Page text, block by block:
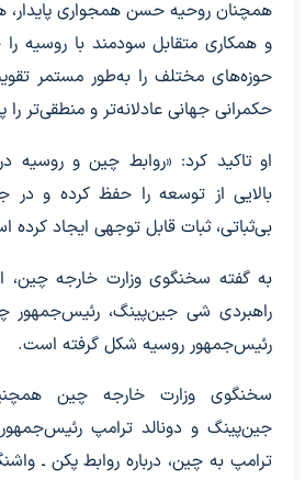
همچنان روحیه حسن همجواری پایدار،
و همکاری متقابل سودمند با روسیه
حوزه‌های مختلف را به‌طور مستمر
حکمرانی جهانی عادلانه‌تر و منطقی‌تر
او تاکید کرد: «روابط چین و
بالایی از توسعه را حفظ کرده و در
بی‌ثباتی، ثبات قابل توجهی ایجاد کرده
به گفته سخنگوی وزارت خارجه
راهبردی شی جین‌پینگ، رئیس‌جمهور
رئیس‌جمهور روسیه شکل گرفته است.
سخنگوی وزارت خارجه چین
جین‌پینگ و دونالد ترامپ
ترامپ به چین، درباره روابط پکن ـ